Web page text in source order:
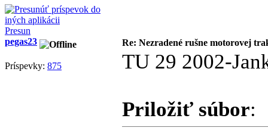
Presun
pegas23
Re: Nezradené rušne motorovej
Príspevky: 875 TU 29 2002-
Priložiť súbor: